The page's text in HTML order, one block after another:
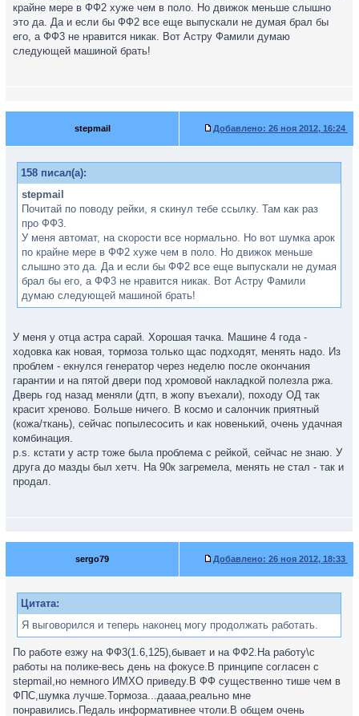
крайне мере в ФФ2 хуже чем в поло. Но движок меньше слышно
это да. Да и если бы ФФ2 все еще выпускали не думая брал бы
его, а ФФ3 не нравится никак. Вот Астру Фамили думаю
следующей машиной брать!
stepmail Добавлено: 26 ноя 2012, 16:24
158 писал(а):
stepmail
Почитай по поводу рейки, я скинул тебе ссылку. Там как раз
про ФФ3.
У меня автомат, на скорости все нормально. Но вот шумка арок
по крайне мере в ФФ2 хуже чем в поло. Но движок меньше
слышно это да. Да и если бы ФФ2 все еще выпускали не думая
брал бы его, а ФФ3 не нравится никак. Вот Астру Фамили
думаю следующей машиной брать!
У меня у отца астра сарай. Хорошая тачка. Машине 4 года -
ходовка как новая, тормоза только щас подходят, менять надо. Из
проблем - екнулся генератор через неделю после окончания
гарантии и на пятой двери под хромовой накладкой полезла ржа.
Дверь год назад меняли (дтп, в жопу въехали), походу ОД так
красит хреново. Больше ничего. В космо и салончик приятный
(кожа/ткань), сейчас попылесосить и как новенький, очень удачная
комбинация.
p.s. кстати у астр тоже была проблема с рейкой, сейчас не знаю. У
друга до мазды был хетч. На 90к загремела, менять не стал - так и
продал.
sergo79 Добавлено: 26 ноя 2012, 18:33
Цитата:
Я выговорился и теперь наконец могу продолжать работать.
По работе езжу на ФФ3(1.6,125),бывает и на ФФ2.На работу\с
работы на полике-весь день на фокусе.В принципе согласен с
stepmail,но немного ИМХО приведу.В ФФ существенно тише чем в
ФПС,шумка лучше.Тормоза...даааа,реально мне
понравились.Педаль информативнее чтоли.В общем очень